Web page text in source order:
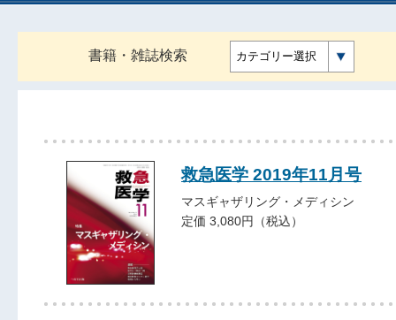
書籍・雑誌検索 カテゴリー選択
救急医学 2019年11月号
マスギャザリング・メディシン
定価 3,080円（税込）